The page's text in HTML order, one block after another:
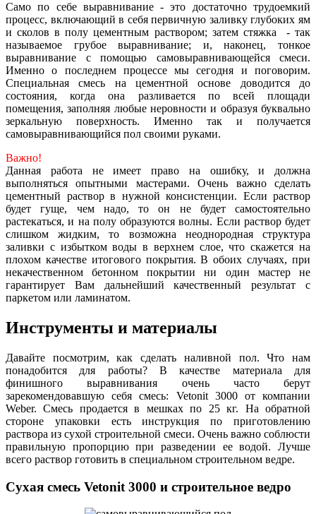
Само по себе выравнивание - это достаточно трудоемкий
процесс, включающий в себя первичную заливку глубоких ям
и сколов в полу цементным раствором; затем стяжка - так
называемое грубое выравнивание; и, наконец, тонкое
выравнивание с помощью самовыравнивающейся смеси.
Именно о последнем процессе мы сегодня и поговорим.
Специальная смесь на цементной основе доводится до
состояния, когда она разливается по всей площади
помещения, заполняя любые неровности и образуя буквально
зеркальную поверхность. Именно так и получается
самовыравнивающийся пол своими руками.
Важно!
Данная работа не имеет право на ошибку, и должна
выполняться опытными мастерами. Очень важно сделать
цементный раствор в нужной консистенции. Если раствор
будет гуще, чем надо, то он не будет самостоятельно
растекаться, и на полу образуются волны. Если раствор будет
слишком жидким, то возможна неоднородная структура
заливки с избытком воды в верхнем слое, что скажется на
плохом качестве итогового покрытия. В обоих случаях, при
некачественном бетонном покрытии ни один мастер не
гарантирует Вам дальнейший качественный результат с
паркетом или ламинатом.
Инструменты и материалы
Давайте посмотрим, как сделать наливной пол. Что нам
понадобится для работы? В качестве материала для
финишного выравнивания очень часто берут
зарекомендовавшую себя смесь: Vetonit 3000 от компании
Weber. Смесь продается в мешках по 25 кг. На обратной
стороне упаковки есть инструкция по приготовлению
раствора из сухой строительной смеси. Очень важно соблюсти
правильную пропорцию при разведении ее водой. Лучше
всего раствор готовить в специальном строительном ведре.
Сухая смесь Vetonit 3000 и строительное ведро